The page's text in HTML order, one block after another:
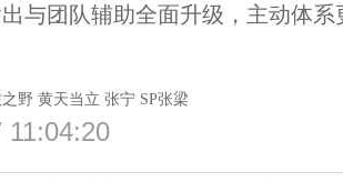
与团队辅助全面升级，主动体
野 黄天当立 张宁 SP张梁
11:04:20